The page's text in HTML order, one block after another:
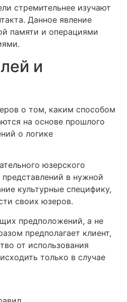
стремительнее изучают
Данное явление
памяти и операциями
и
о том, каким способом
на основе прошлого
о логике
юзерского
в нужной
культурные специфику,
своих юзеров.
предположений, а не
предполагает клиент,
от использования
только в случае